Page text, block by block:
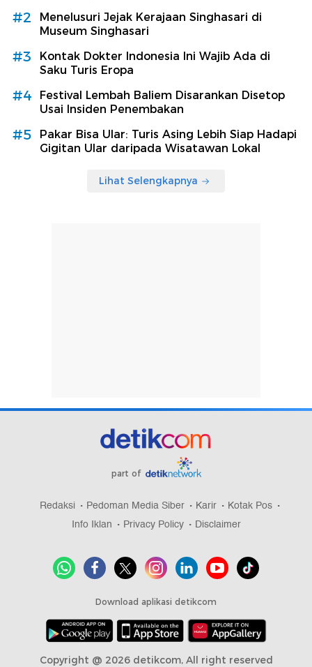
#2
Menelusuri Jejak Kerajaan Singhasari di
Museum Singhasari
#3
Kontak Dokter Indonesia Ini Wajib Ada di
Saku Turis Eropa
#4
Festival Lembah Baliem Disarankan Disetop
Usai Insiden Penembakan
#5
Pakar Bisa Ular: Turis Asing Lebih Siap Hadapi
Gigitan Ular daripada Wisatawan Lokal
Lihat Selengkapnya
part of
Redaksi Pedoman Media Siber Karir
Kotak Pos
Info Iklan
Privacy Policy Disclaimer
Download aplikasi detikcom
Copyright @ 2026 detikcom, All right reserved